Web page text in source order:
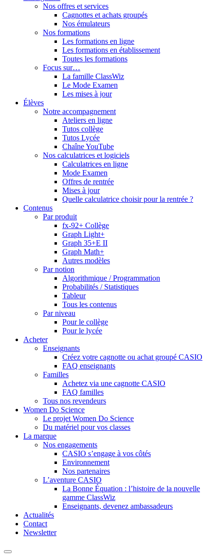
Nos offres et services
Cagnottes et achats groupés
Nos émulateurs
Nos formations
Les formations en ligne
Les formations en établissement
Toutes les formations
Focus sur…
La famille ClassWiz
Le Mode Examen
Les mises à jour
Élèves
Notre accompagnement
Ateliers en ligne
Tutos collège
Tutos Lycée
Chaîne YouTube
Nos calculatrices et logiciels
Calculatrices en ligne
Mode Examen
Offres de rentrée
Mises à jour
Quelle calculatrice choisir pour la rentrée ?
Contenus
Par produit
fx-92+ Collège
Graph Light+
Graph 35+E II
Graph Math+
Autres modèles
Par notion
Algorithmique / Programmation
Probabilités / Statistiques
Tableur
Tous les contenus
Par niveau
Pour le collège
Pour le lycée
Acheter
Enseignants
Créez votre cagnotte ou achat groupé CASIO
FAQ enseignants
Familles
Achetez via une cagnotte CASIO
FAQ familles
Tous nos revendeurs
Women Do Science
Le projet Women Do Science
Du matériel pour vos classes
La marque
Nos engagements
CASIO s’engage à vos côtés
Environnement
Nos partenaires
L’aventure CASIO
La Bonne Équation : l’histoire de la nouvelle
gamme ClassWiz
Enseignants, devenez ambassadeurs
Actualités
Contact
Newsletter